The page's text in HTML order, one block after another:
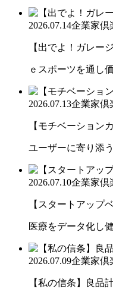
2026.07.14企業家倶
【出でよ！ガレー
ｅスポーツを通し
2026.07.13企業家倶
【モチベーション
ユーザーに寄り添
2026.07.10企業家倶
【スタートアッ
医療をデータ化し
2026.07.09企業家倶
【私の信条】良